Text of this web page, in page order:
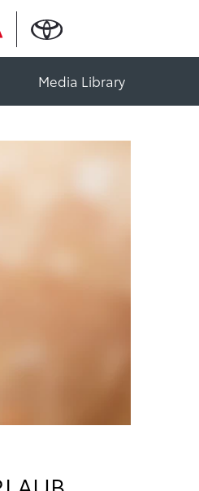
Media Library